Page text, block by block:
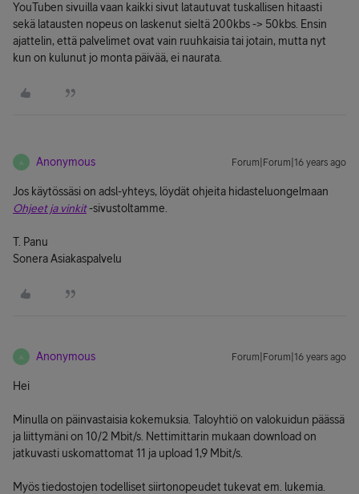
YouTuben sivuilla vaan kaikki sivut latautuvat tuskallisen hitaasti
sekä latausten nopeus on laskenut sieltä 200kbs -> 50kbs. Ensin
ajattelin, että palvelimet ovat vain ruuhkaisia tai jotain, mutta nyt
kun on kulunut jo monta päivää, ei naurata.
A Anonymous Forum|Forum|16 years ago
Jos käytössäsi on adsl-yhteys, löydät ohjeita hidasteluongelmaan
Ohjeet ja vinkit-sivustoltamme.
T. Panu
Sonera Asiakaspalvelu
A Anonymous Forum|Forum|16 years ago
Hei
Minulla on päinvastaisia kokemuksia. Taloyhtiö on valokuidun päässä
ja liittymäni on 10/2 Mbit/s. Nettimittarin mukaan download on
jatkuvasti uskomattomat 11 ja upload 1,9 Mbit/s.
Myös tiedostojen todelliset siirtonopeudet tukevat em. lukemia.